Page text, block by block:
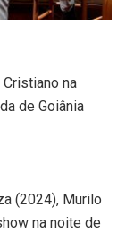
na
de Goiânia
(2024), Murilo
na noite de